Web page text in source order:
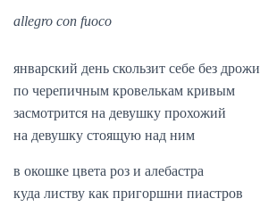
allegro con fuoco
январский день скользит себе без дрожи
по черепичным кровелькам кривым
засмотрится на девушку прохожий
на девушку стоящую над ним
в окошке цвета роз и алебастра
куда листву как пригоршни пиастров